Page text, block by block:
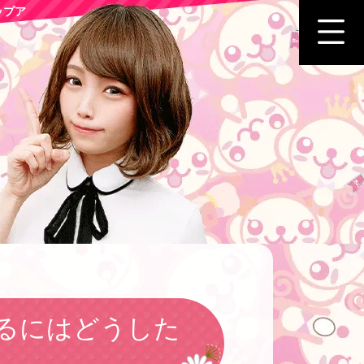
プア
にはどうした